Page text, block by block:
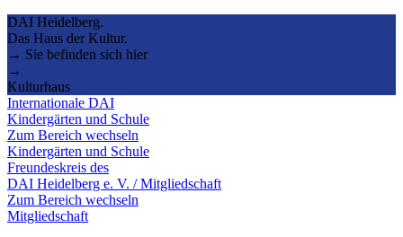
DAI Heidelberg.
Das Haus der Kultur.
→ Sie befinden sich hier
→
Kulturhaus
Internationale DAI
Kindergärten und Schule
Zum Bereich wechseln
Kindergärten und Schule
Freundeskreis des
DAI Heidelberg e. V. / Mitgliedschaft
Zum Bereich wechseln
Mitgliedschaft